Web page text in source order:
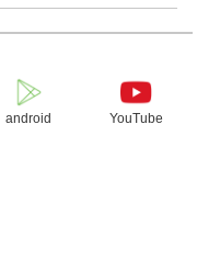
android YouTube